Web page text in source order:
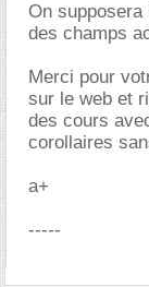
On supposera
des champs
Merci pour
sur le web et
des cours
corollaires
a+
-----